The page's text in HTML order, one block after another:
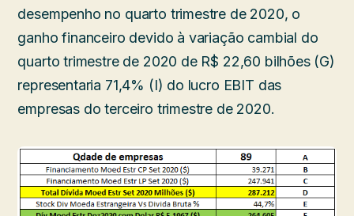
desempenho no quarto trimestre de 2020, o
ganho financeiro devido à variação cambial do
quarto trimestre de 2020 de R$ 22,60 bilhões (G)
representaria 71,4% (I) do lucro EBIT das
empresas do terceiro trimestre de 2020.